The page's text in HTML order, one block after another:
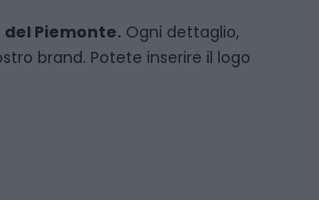
Piemonte. Ogni dettaglio,
brand. Potete inserire il logo